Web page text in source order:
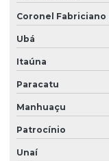
Peças de reposição
Peças sobressalentes
Peças sobressalentes
Peças para talha
Ponte rolante
Pontes rolante swf
Coronel Fabriciano
Ubá
Itaúna
Paracatu
Manhuaçu
Patrocínio
Unaí